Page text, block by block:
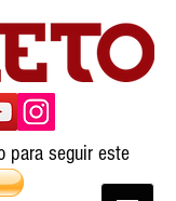
para seguir este